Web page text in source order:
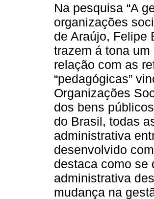
Na pesquisa “A
organizações
de Araújo, Felipe
trazem á tona
relação com as
“pedagógicas”
Organizações
dos bens
do Brasil, todas
administrativa
desenvolvido
destaca como se
administrativa
mudança na